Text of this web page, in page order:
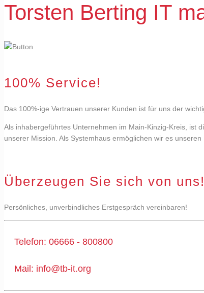
Torsten Berting IT
100% Service!
Das 100%-ige Vertrauen unserer Kunden ist für uns der
Als inhabergeführtes Unternehmen im Main-Kinzig-Kreis, ist
unserer Mission. Als Systemhaus ermöglichen wir es
Überzeugen Sie sich von uns!
Persönliches, unverbindliches Erstgespräch vereinbaren!
Telefon: 06666 - 800800
Mail: info@tb-it.org